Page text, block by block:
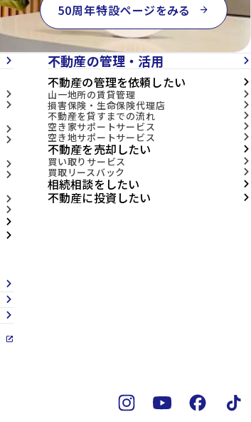
50周年特設ページをみる arrow_forward
arrow_forward_ios
arrow_forward_ios
arrow_forward_ios
arrow_forward_ios
arrow_forward_ios
arrow_forward_ios
arrow_forward_ios
arrow_forward_ios
arrow_forward_ios
arrow_forward_ios
arrow_forward_ios
不動産の管理・活用 arrow_forward_ios
不動産の管理を依頼したい arrow_forward_ios
山一地所の賃貸管理 arrow_forward_ios
損害保険・生命保険代理店 arrow_forward_ios
不動産を貸すまでの流れ arrow_forward_ios
空き家サポートサービス arrow_forward_ios
空き地サポートサービス arrow_forward_ios
不動産を売却したい arrow_forward_ios
買い取りサービス arrow_forward_ios
買取リースバック arrow_forward_ios
相続相談をしたい arrow_forward_ios
不動産に投資したい arrow_forward_ios
arrow_forward_ios
arrow_forward_ios
arrow_forward_ios
open_in_new